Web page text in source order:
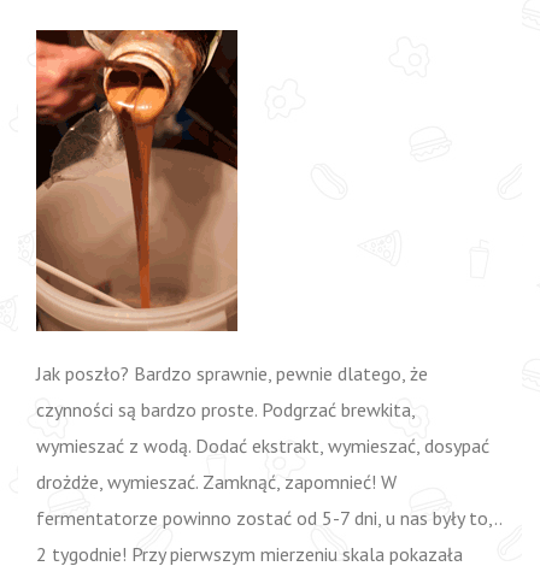
Jak poszło? Bardzo sprawnie, pewnie dlatego, że
czynności są bardzo proste. Podgrzać brewkita,
wymieszać z wodą. Dodać ekstrakt, wymieszać, dosypać
drożdże, wymieszać. Zamknąć, zapomnieć! W
fermentatorze powinno zostać od 5-7 dni, u nas były to,..
2 tygodnie! Przy pierwszym mierzeniu skala pokazała